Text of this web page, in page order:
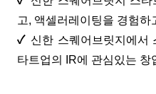
고, 액셀러레이팅을 경험하
✓ 신한 스퀘어브릿지에서
타트업의 IR에 관심있는 창